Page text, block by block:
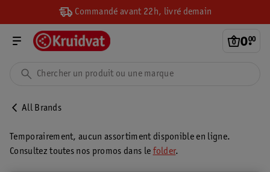
Commandé avant 22h, livré demain
0.
00
All Brands
Temporairement, aucun assortiment disponible en ligne.
Consultez toutes nos promos dans le folder.